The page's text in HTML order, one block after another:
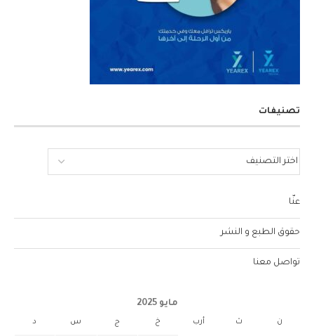
تصنيفات
عنّا
حقوق الطبع و النشر
تواصل معنا
مايو 2025
ن ث أرب خ ج س د